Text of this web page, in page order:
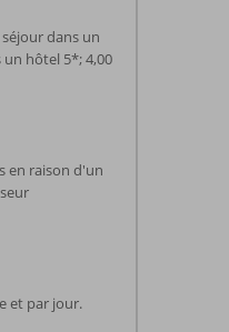
dans un
hôtel 5*; 4,00
en raison d'un
et par jour.